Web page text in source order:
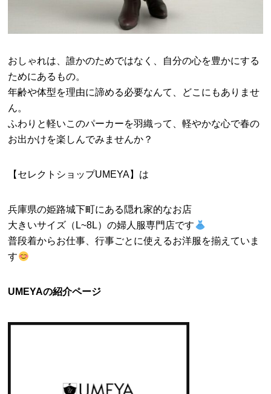
おしゃれは、誰かのためではなく、自分の心を豊かにする
ためにあるもの。
年齢や体型を理由に諦める必要なんて、どこにもありませ
ん。
ふわりと軽いこのパーカーを羽織って、軽やかな心で春の
お出かけを楽しんでみませんか？
【セレクトショップUMEYA】は
兵庫県の姫路城下町にある隠れ家的なお店
大きいサイズ（L~8L）の婦人服専門店です
普段着からお仕事、行事ごとに使えるお洋服を揃えていま
す
UMEYAの紹介ページ